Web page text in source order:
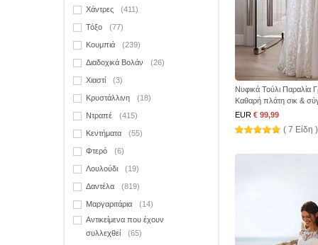
Χάντρες (411)
Τόξο (77)
Κουμπιά (239)
Διαδοχικά Βολάν (26)
Χιαστί (3)
Κρυστάλλινη (18)
Ντραπέ (415)
Κεντήματα (55)
Φτερό (6)
Λουλούδι (19)
Δαντέλα (819)
Μαργαριτάρια
(14)
Αντικείμενα που έχουν
συλλεχθεί
(65)
Νυφικά Τούλι Παραλία
Καθαρή πλάτη σικ &
EUR € 99,99
( 7 Είδη )